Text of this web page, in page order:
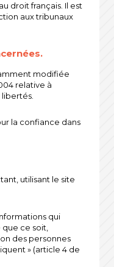
droit français. Il est
aux tribunaux
modifiée
relative à
la confiance dans
utilisant le site
qui
ce soit,
des personnes
» (article 4 de